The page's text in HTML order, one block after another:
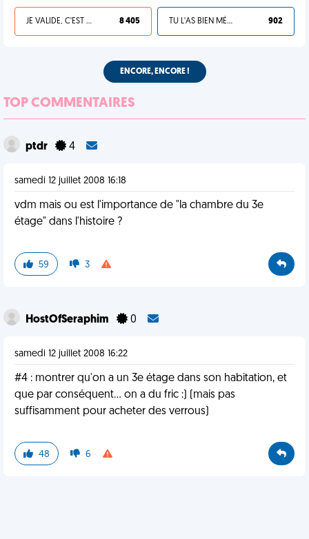
JE VALIDE, C'EST UNE VDM 8 405 TU L'AS BIEN MÉRITÉ 902
ENCORE, ENCORE !
TOP COMMENTAIRES
ptdr 4
samedi 12 juillet 2008 16:18
vdm mais ou est l'importance de "la chambre du 3e
étage" dans l'histoire ?
59 3
HostOfSeraphim 0
samedi 12 juillet 2008 16:22
#4 : montrer qu'on a un 3e étage dans son habitation, et
que par conséquent... on a du fric :) (mais pas
suffisamment pour acheter des verrous)
48 6